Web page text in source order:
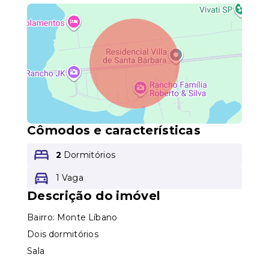
Cômodos e características
2 Dormitórios
1 Vaga
Descrição do imóvel
Bairro: Monte Líbano
Dois dormitórios
Sala